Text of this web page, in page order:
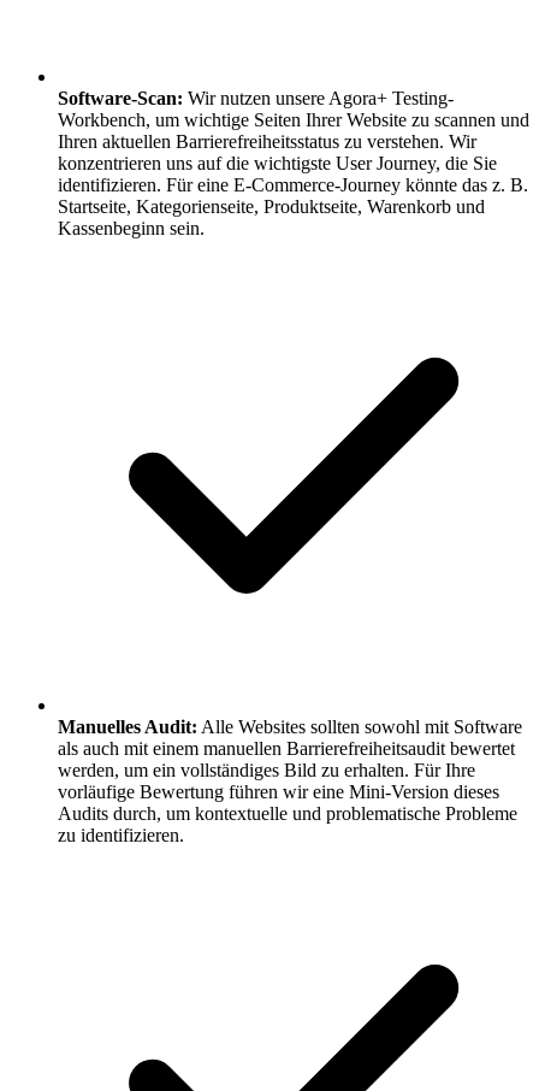
Software-Scan: Wir nutzen unsere Agora+ Testing-
Workbench, um wichtige Seiten Ihrer Website zu scannen und
Ihren aktuellen Barrierefreiheitsstatus zu verstehen. Wir
konzentrieren uns auf die wichtigste User Journey, die Sie
identifizieren. Für eine E-Commerce-Journey könnte das z. B.
Startseite, Kategorienseite, Produktseite, Warenkorb und
Kassenbeginn sein.
Manuelles Audit: Alle Websites sollten sowohl mit Software
als auch mit einem manuellen Barrierefreiheitsaudit bewertet
werden, um ein vollständiges Bild zu erhalten. Für Ihre
vorläufige Bewertung führen wir eine Mini-Version dieses
Audits durch, um kontextuelle und problematische Probleme
zu identifizieren.